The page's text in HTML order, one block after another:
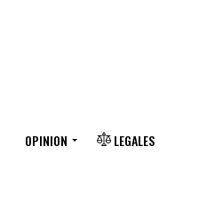
OPINION LEGALES